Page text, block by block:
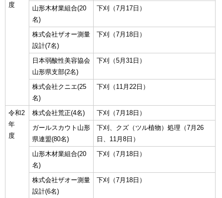
度
山形木材業組合(20
名)
下刈（7月17日）
株式会社ザオー測量
設計(7名)
下刈（7月18日）
日本弱酸性美容協会
山形県支部(2名)
下刈（5月31日）
株式会社クニエ(25
名)
下刈（11月22日）
令和2
年
度
株式会社荒正(4名)
下刈（7月18日）
ガールスカウト山形
県連盟(80名)
下刈、クズ（ツル植物）処理（7月26
日、11月8日）
山形木材業組合(20
名)
下刈（7月18日）
株式会社ザオー測量
設計(6名)
下刈（7月18日）